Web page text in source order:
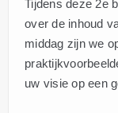
Tijdens deze 2e
over de inhoud
middag zijn we
uw visie op een